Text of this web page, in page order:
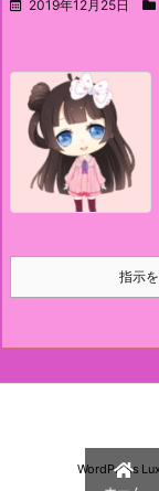
2019年12月25日
指示
WordPress